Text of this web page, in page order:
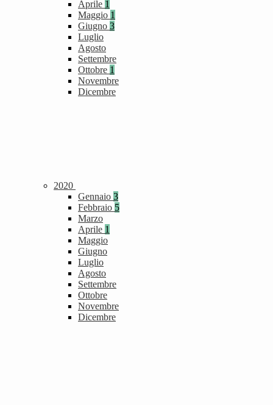
Aprile 1
Maggio 1
Giugno 3
Luglio
Agosto
Settembre
Ottobre 1
Novembre
Dicembre
2020
Gennaio 3
Febbraio 5
Marzo
Aprile 1
Maggio
Giugno
Luglio
Agosto
Settembre
Ottobre
Novembre
Dicembre